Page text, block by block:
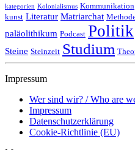
kategorien Kolonialismus Kommunikation
kunst Literatur Matriarchat
paläolithikum Podcast Politik
Steine Steinzeit Studium
Impressum
Wer sind wir? / Who are
Impressum
Datenschutzerklärung
Cookie-Richtlinie (EU)